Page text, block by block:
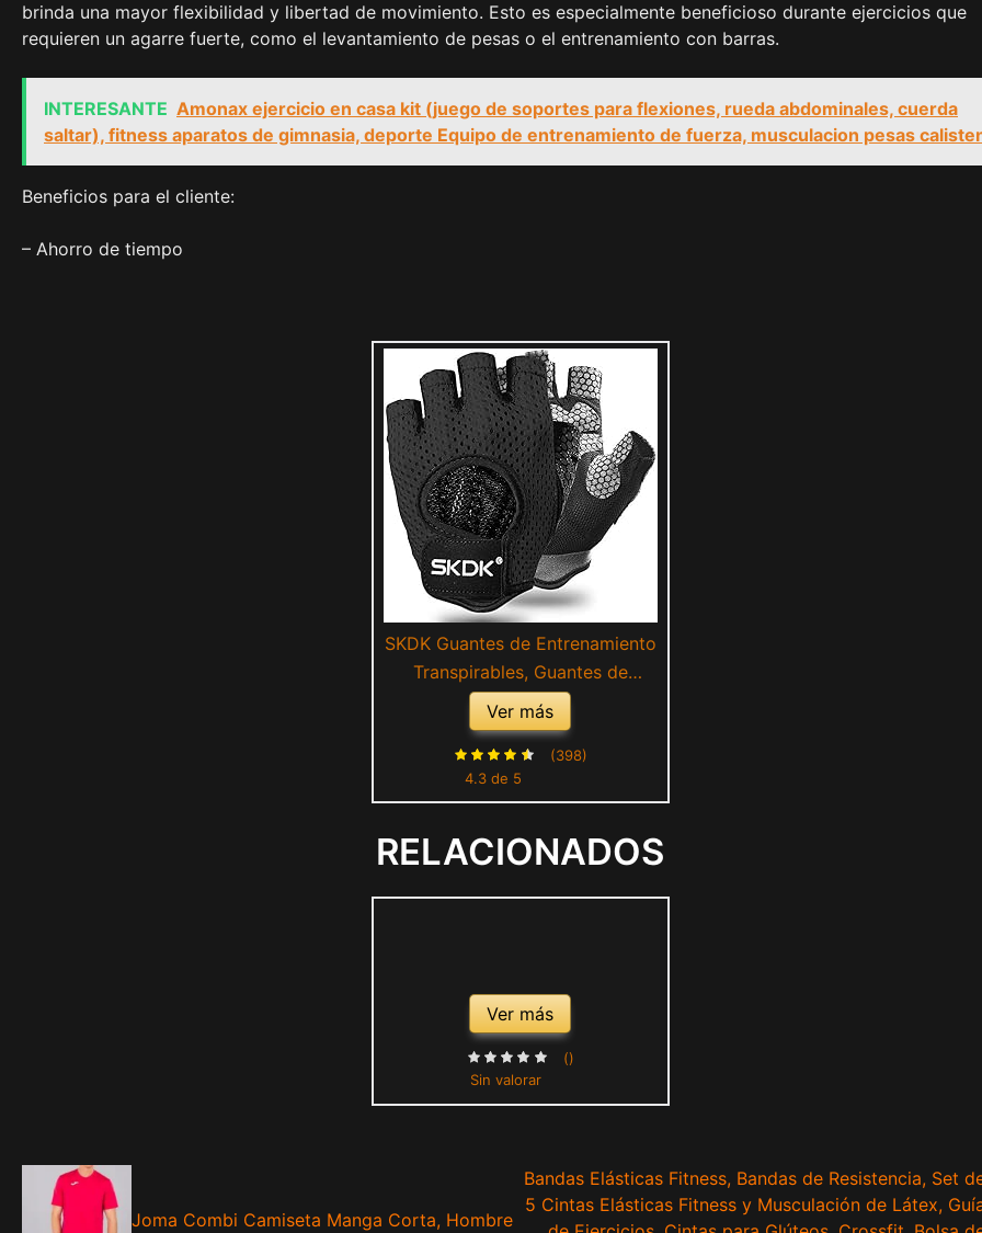
brinda una mayor flexibilidad y libertad de movimiento. Esto es especialmente beneficioso durante ejercicios que
requieren un agarre fuerte, como el levantamiento de pesas o el entrenamiento con barras.
INTERESANTE Amonax ejercicio en casa kit (juego de soportes para flexiones, rueda abdominales, cuerda
saltar), fitness aparatos de gimnasia, deporte Equipo de entrenamiento de fuerza, musculacion pesas
Beneficios para el cliente:
– Ahorro de tiempo
SKDK Guantes de Entrenamiento
Transpirables, Guantes de
Ejercicio de Gimnasio sin Dedos
para Levantamiento de Pesas con
Espalda Abierta Curvada,
Guantes de Gimnasio para
Ver más
4.3 de 5
(398)
RELACIONADOS
Ver más
Sin valorar
()
Joma Combi Camiseta Manga Corta, Hombre
Bandas Elásticas Fitness, Bandas de Resistencia, Set
5 Cintas Elásticas Fitness y Musculación de Látex,